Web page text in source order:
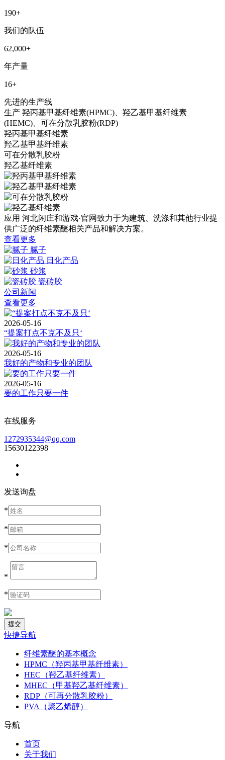
190+
我们的队伍
62,000+
年产量
16+
先进的生产线
生产 羟丙基甲基纤维素(HPMC)、羟乙基甲基纤维素
(HEMC)、可在分散乳胶粉(RDP)
羟丙基甲基纤维素
羟乙基甲基纤维素
可在分散乳胶粉
羟乙基纤维素
应用 河北闲庄和游戏·官网致力于为建筑、洗涤和其他行业提
供广泛的纤维素醚相关产品和解决方案。
查看更多
腻子
日化产品
砂浆
瓷砖胶
公司新闻
查看更多
2026-05-16
“提案打点不克不及只‘
2026-05-16
我好的产物和专业的团队
2026-05-16
要的工作只要一件
在线服务
1272935344@qq.com
15630122398
发送询盘
*
*
*
*
*
快捷导航
纤维素醚的基本概念
HPMC（羟丙基甲基纤维素）
HEC（羟乙基纤维素）
MHEC（甲基羟乙基纤维素）
RDP（可再分散乳胶粉）
PVA（聚乙烯醇）
导航
首页
关于我们